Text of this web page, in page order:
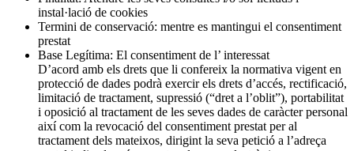
instal·lació de cookies
Termini de conservació: mentre es mantingui el consentiment
prestat
Base Legítima: El consentiment de l’ interessat
D’acord amb els drets que li confereix la normativa vigent en
protecció de dades podrà exercir els drets d’accés, rectificació,
limitació de tractament, supressió (“dret a l’oblit”), portabilitat
i oposició al tractament de les seves dades de caràcter personal
així com la revocació del consentiment prestat per al
tractament dels mateixos, dirigint la seva petició a l’adreça